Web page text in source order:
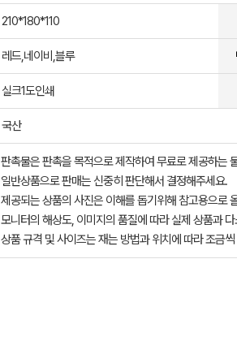
210*180*110
레드,네이비,블루
실크1도인쇄
국산
판촉물은 판촉을 목적으로 제작하여 무료로 제공하는
일반상품으로 판매는 신중히 판단해서 결정해주세요.
제공되는 상품의 사진은 이해를 돕기위해 참고용으로
모니터의 해상도, 이미지의 품질에 따라 실제 상품과
상품 규격 및 사이즈는 재는 방법과 위치에 따라 조금